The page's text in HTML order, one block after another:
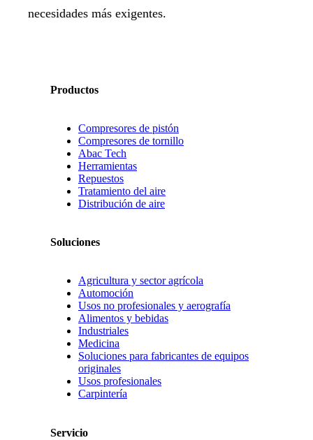
necesidades más exigentes.
Productos
Compresores de pistón
Compresores de tornillo
Abac Tech
Herramientas
Repuestos
Tratamiento del aire
Distribución de aire
Soluciones
Agricultura y sector agrícola
Automoción
Usos no profesionales y aerografía
Alimentos y bebidas
Industriales
Medicina
Soluciones para fabricantes de equipos
originales
Usos profesionales
Carpintería
Servicio